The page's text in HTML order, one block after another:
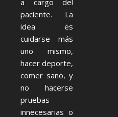
a cargo del
paciente. La
idea es
cuidarse más
uno mismo,
hacer deporte,
comer sano, y
no hacerse
pruebas
innecesarias o